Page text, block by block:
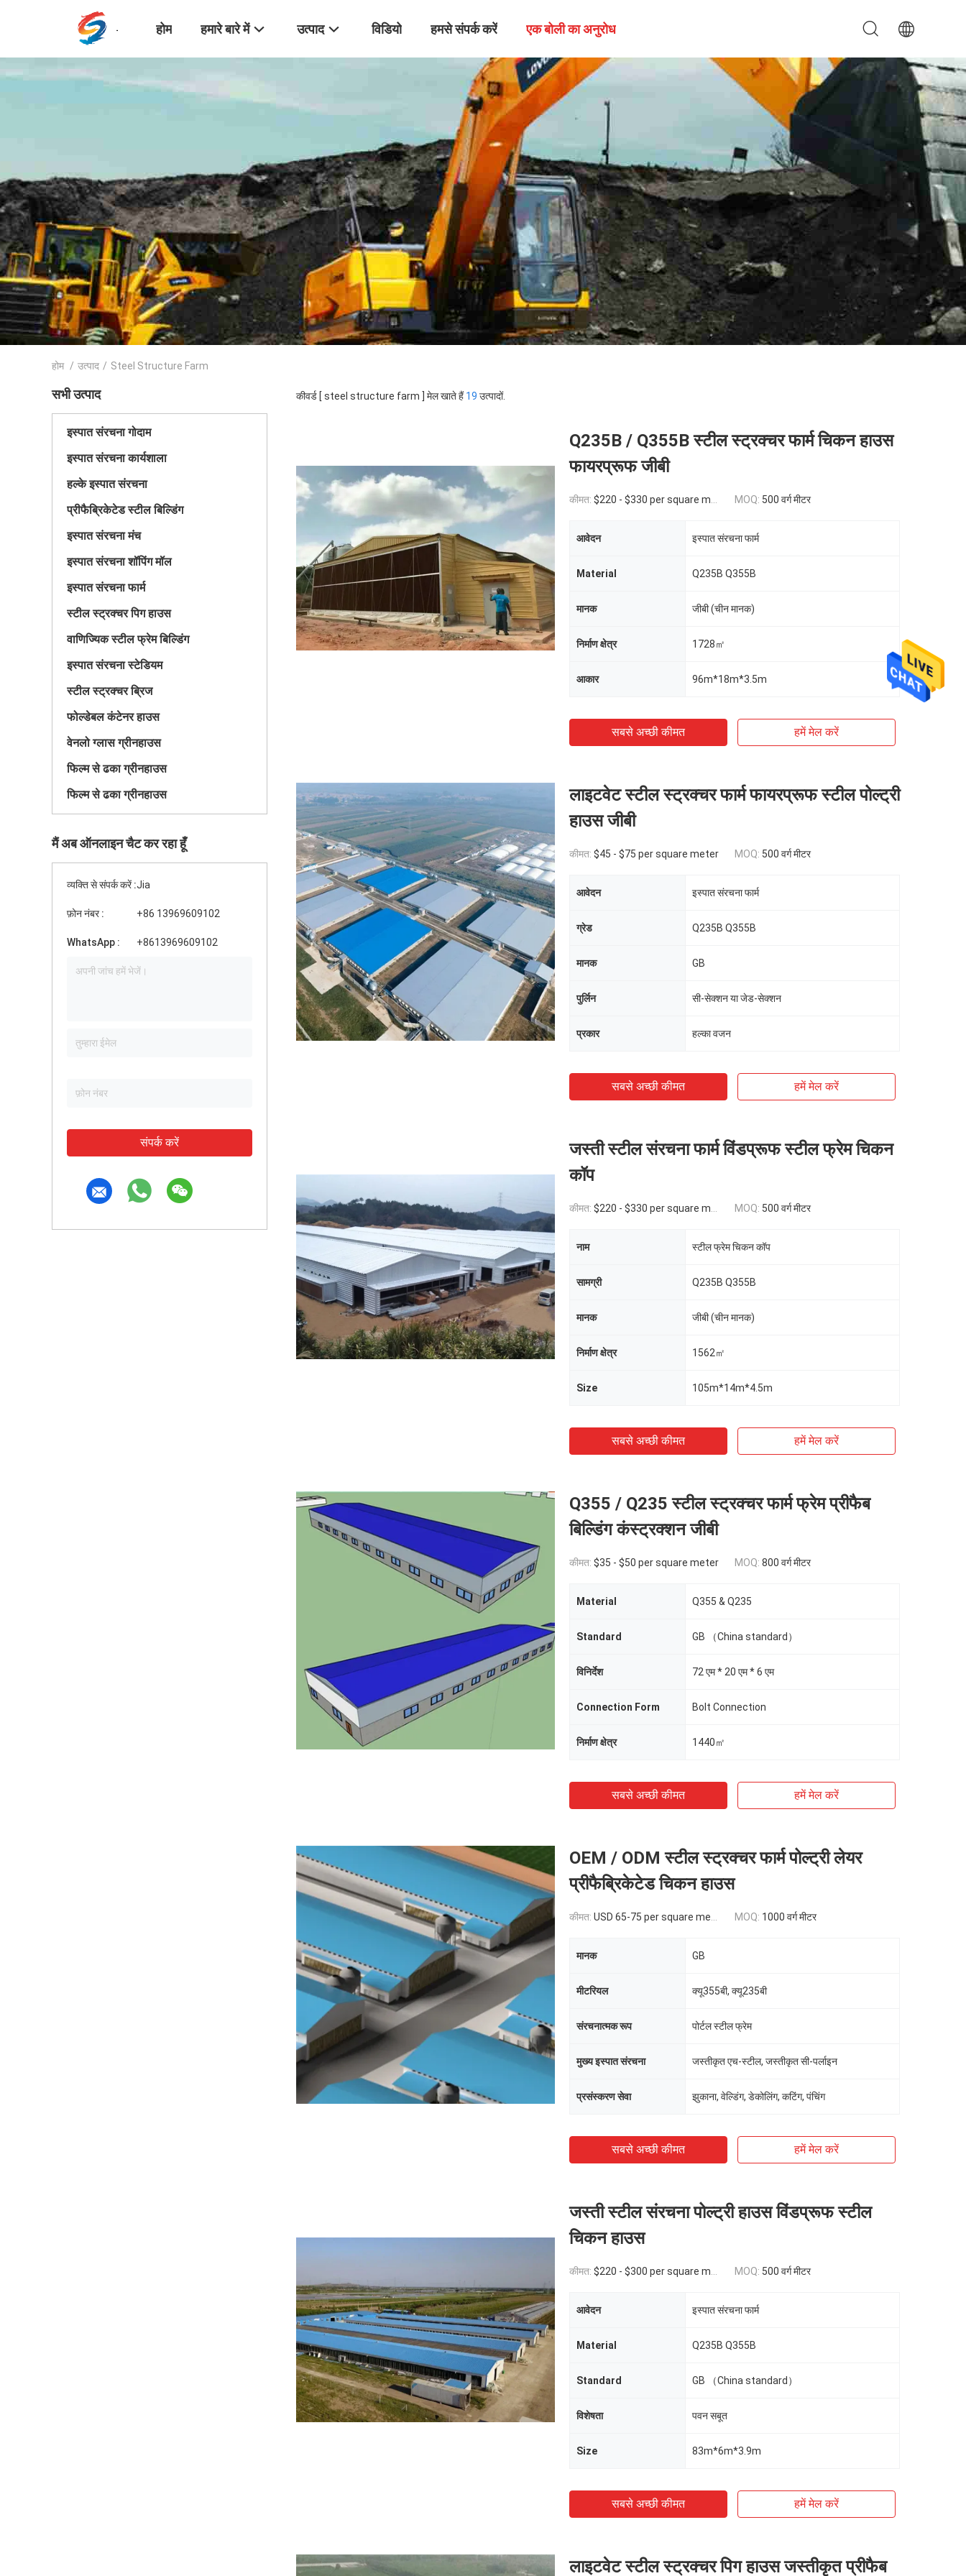
होम हमारे बारे में उत्पाद विडियो हमसे संपर्क करें एक बोली का अनुरोध
होम / उत्पाद / Steel Structure Farm
सभी उत्पाद
इस्पात संरचना गोदाम
इस्पात संरचना कार्यशाला
हल्के इस्पात संरचना
प्रीफैब्रिकेटेड स्टील बिल्डिंग
इस्पात संरचना मंच
इस्पात संरचना शॉपिंग मॉल
इस्पात संरचना फार्म
स्टील स्ट्रक्चर पिग हाउस
वाणिज्यिक स्टील फ्रेम बिल्डिंग
इस्पात संरचना स्टेडियम
स्टील स्ट्रक्चर ब्रिज
फोल्डेबल कंटेनर हाउस
वेनलो ग्लास ग्रीनहाउस
फिल्म से ढका ग्रीनहाउस
फिल्म से ढका ग्रीनहाउस
मैं अब ऑनलाइन चैट कर रहा हूँ
व्यक्ति से संपर्क करें :Jia
फ़ोन नंबर : +86 13969609102
WhatsApp : +8613969609102
संपर्क करें
कीवर्ड [ steel structure farm ] मेल खाते हैं19 उत्पादों.
Q235B / Q355B स्टील स्ट्रक्चर फार्म चिकन हाउस
फायरप्रूफ जीबी
कीमत: $220 - $330 per square meter MOQ: 500 वर्ग मीटर
आवेदन इस्पात संरचना फार्म
Material Q235B Q355B
मानक जीबी (चीन मानक)
निर्माण क्षेत्र 1728㎡
आकार 96m*18m*3.5m
सबसे अच्छी कीमत हमें मेल करें
लाइटवेट स्टील स्ट्रक्चर फार्म फायरप्रूफ स्टील पोल्ट्री
हाउस जीबी
कीमत: $45 - $75 per square meter MOQ: 500 वर्ग मीटर
आवेदन इस्पात संरचना फार्म
ग्रेड Q235B Q355B
मानक GB
पुर्लिन सी-सेक्शन या जेड-सेक्शन
प्रकार हल्का वजन
सबसे अच्छी कीमत हमें मेल करें
जस्ती स्टील संरचना फार्म विंडप्रूफ स्टील फ्रेम चिकन
कॉप
कीमत: $220 - $330 per square meter MOQ: 500 वर्ग मीटर
नाम स्टील फ्रेम चिकन कॉप
सामग्री Q235B Q355B
मानक जीबी (चीन मानक)
निर्माण क्षेत्र 1562㎡
Size 105m*14m*4.5m
सबसे अच्छी कीमत हमें मेल करें
Q355 / Q235 स्टील स्ट्रक्चर फार्म फ्रेम प्रीफैब
बिल्डिंग कंस्ट्रक्शन जीबी
कीमत: $35 - $50 per square meter MOQ: 800 वर्ग मीटर
Material Q355 & Q235
Standard GB （China standard）
विनिर्देश 72 एम * 20 एम * 6 एम
Connection Form Bolt Connection
निर्माण क्षेत्र 1440㎡
सबसे अच्छी कीमत हमें मेल करें
OEM / ODM स्टील स्ट्रक्चर फार्म पोल्ट्री लेयर
प्रीफैब्रिकेटेड चिकन हाउस
कीमत: USD 65-75 per square meter (just building) MOQ: 1000 वर्ग मीटर
मानक GB
मीटरियल क्यू355बी, क्यू235बी
संरचनात्मक रूप पोर्टल स्टील फ्रेम
मुख्य इस्पात संरचना जस्तीकृत एच-स्टील, जस्तीकृत सी-पर्लाइन
प्रसंस्करण सेवा झुकाना, वेल्डिंग, डेकोलिंग, कटिंग, पंचिंग
सबसे अच्छी कीमत हमें मेल करें
जस्ती स्टील संरचना पोल्ट्री हाउस विंडप्रूफ स्टील
चिकन हाउस
कीमत: $220 - $300 per square meter MOQ: 500 वर्ग मीटर
आवेदन इस्पात संरचना फार्म
Material Q235B Q355B
Standard GB （China standard）
विशेषता पवन सबूत
Size 83m*6m*3.9m
सबसे अच्छी कीमत हमें मेल करें
लाइटवेट स्टील स्ट्रक्चर पिग हाउस जस्तीकृत प्रीफैब